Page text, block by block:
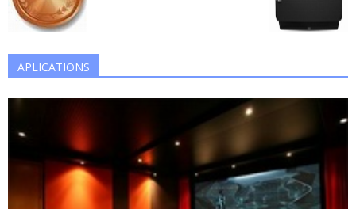
APLICATIONS